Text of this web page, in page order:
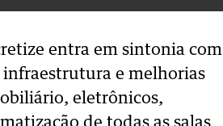
entra em sintonia com
infraestrutura e melhorias
eletrônicos,
de todas as salas